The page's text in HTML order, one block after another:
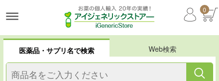
0
医薬品・サプリ名で検索 Web検索